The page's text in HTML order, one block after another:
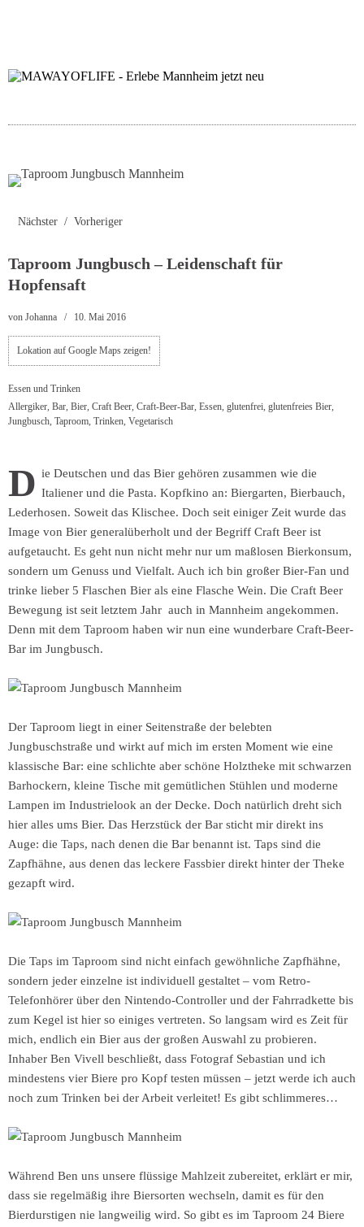
Vorheriger
Nächster
Taproom Jungbusch – Leidenschaft für
Hopfensaft
von Johanna 10. Mai 2016
Lokation auf Google Maps zeigen!
Essen und Trinken
Allergiker, Bar, Bier, Craft Beer, Craft-Beer-Bar, Essen, glutenfrei, glutenfreies Bier,
Jungbusch, Taproom, Trinken, Vegetarisch
D ie Deutschen und das Bier gehören zusammen wie die
Italiener und die Pasta. Kopfkino an: Biergarten, Bierbauch,
Lederhosen. Soweit das Klischee. Doch seit einiger Zeit wurde das
Image von Bier generalüberholt und der Begriff Craft Beer ist
aufgetaucht. Es geht nun nicht mehr nur um maßlosen Bierkonsum,
sondern um Genuss und Vielfalt. Auch ich bin großer Bier-Fan und
trinke lieber 5 Flaschen Bier als eine Flasche Wein. Die Craft Beer
Bewegung ist seit letztem Jahr auch in Mannheim angekommen.
Denn mit dem Taproom haben wir nun eine wunderbare Craft-Beer-
Bar im Jungbusch.
Der Taproom liegt in einer Seitenstraße der belebten
Jungbuschstraße und wirkt auf mich im ersten Moment wie eine
klassische Bar: eine schlichte aber schöne Holztheke mit schwarzen
Barhockern, kleine Tische mit gemütlichen Stühlen und moderne
Lampen im Industrielook an der Decke. Doch natürlich dreht sich
hier alles ums Bier. Das Herzstück der Bar sticht mir direkt ins
Auge: die Taps, nach denen die Bar benannt ist. Taps sind die
Zapfhähne, aus denen das leckere Fassbier direkt hinter der Theke
gezapft wird.
Die Taps im Taproom sind nicht einfach gewöhnliche Zapfhähne,
sondern jeder einzelne ist individuell gestaltet – vom Retro-
Telefonhörer über den Nintendo-Controller und der Fahrradkette bis
zum Kegel ist hier so einiges vertreten. So langsam wird es Zeit für
mich, endlich ein Bier aus der großen Auswahl zu probieren.
Inhaber Ben Vivell beschließt, dass Fotograf Sebastian und ich
mindestens vier Biere pro Kopf testen müssen – jetzt werde ich auch
noch zum Trinken bei der Arbeit verleitet! Es gibt schlimmeres…
Während Ben uns unsere flüssige Mahlzeit zubereitet, erklärt er mir,
dass sie regelmäßig ihre Biersorten wechseln, damit es für den
Bierdurstigen nie langweilig wird. So gibt es im Taproom 24 Biere